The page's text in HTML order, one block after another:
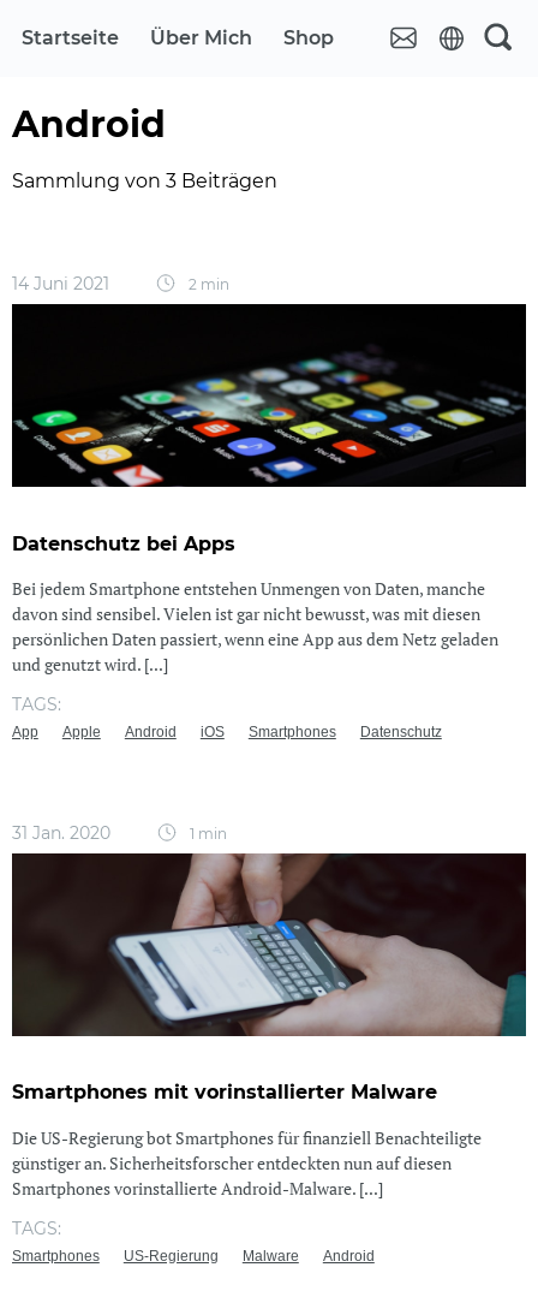
Startseite Über Mich Shop
Android
Sammlung von 3 Beiträgen
14 Juni 2021 2 min
Datenschutz bei Apps
Bei jedem Smartphone entstehen Unmengen von Daten, manche
davon sind sensibel. Vielen ist gar nicht bewusst, was mit diesen
persönlichen Daten passiert, wenn eine App aus dem Netz geladen
und genutzt wird. [...]
TAGS:
App Apple Android iOS Smartphones Datenschutz
31 Jan. 2020 1 min
Smartphones mit vorinstallierter Malware
Die US-Regierung bot Smartphones für finanziell Benachteiligte
günstiger an. Sicherheitsforscher entdeckten nun auf diesen
Smartphones vorinstallierte Android-Malware. [...]
TAGS:
Smartphones US-Regierung Malware Android